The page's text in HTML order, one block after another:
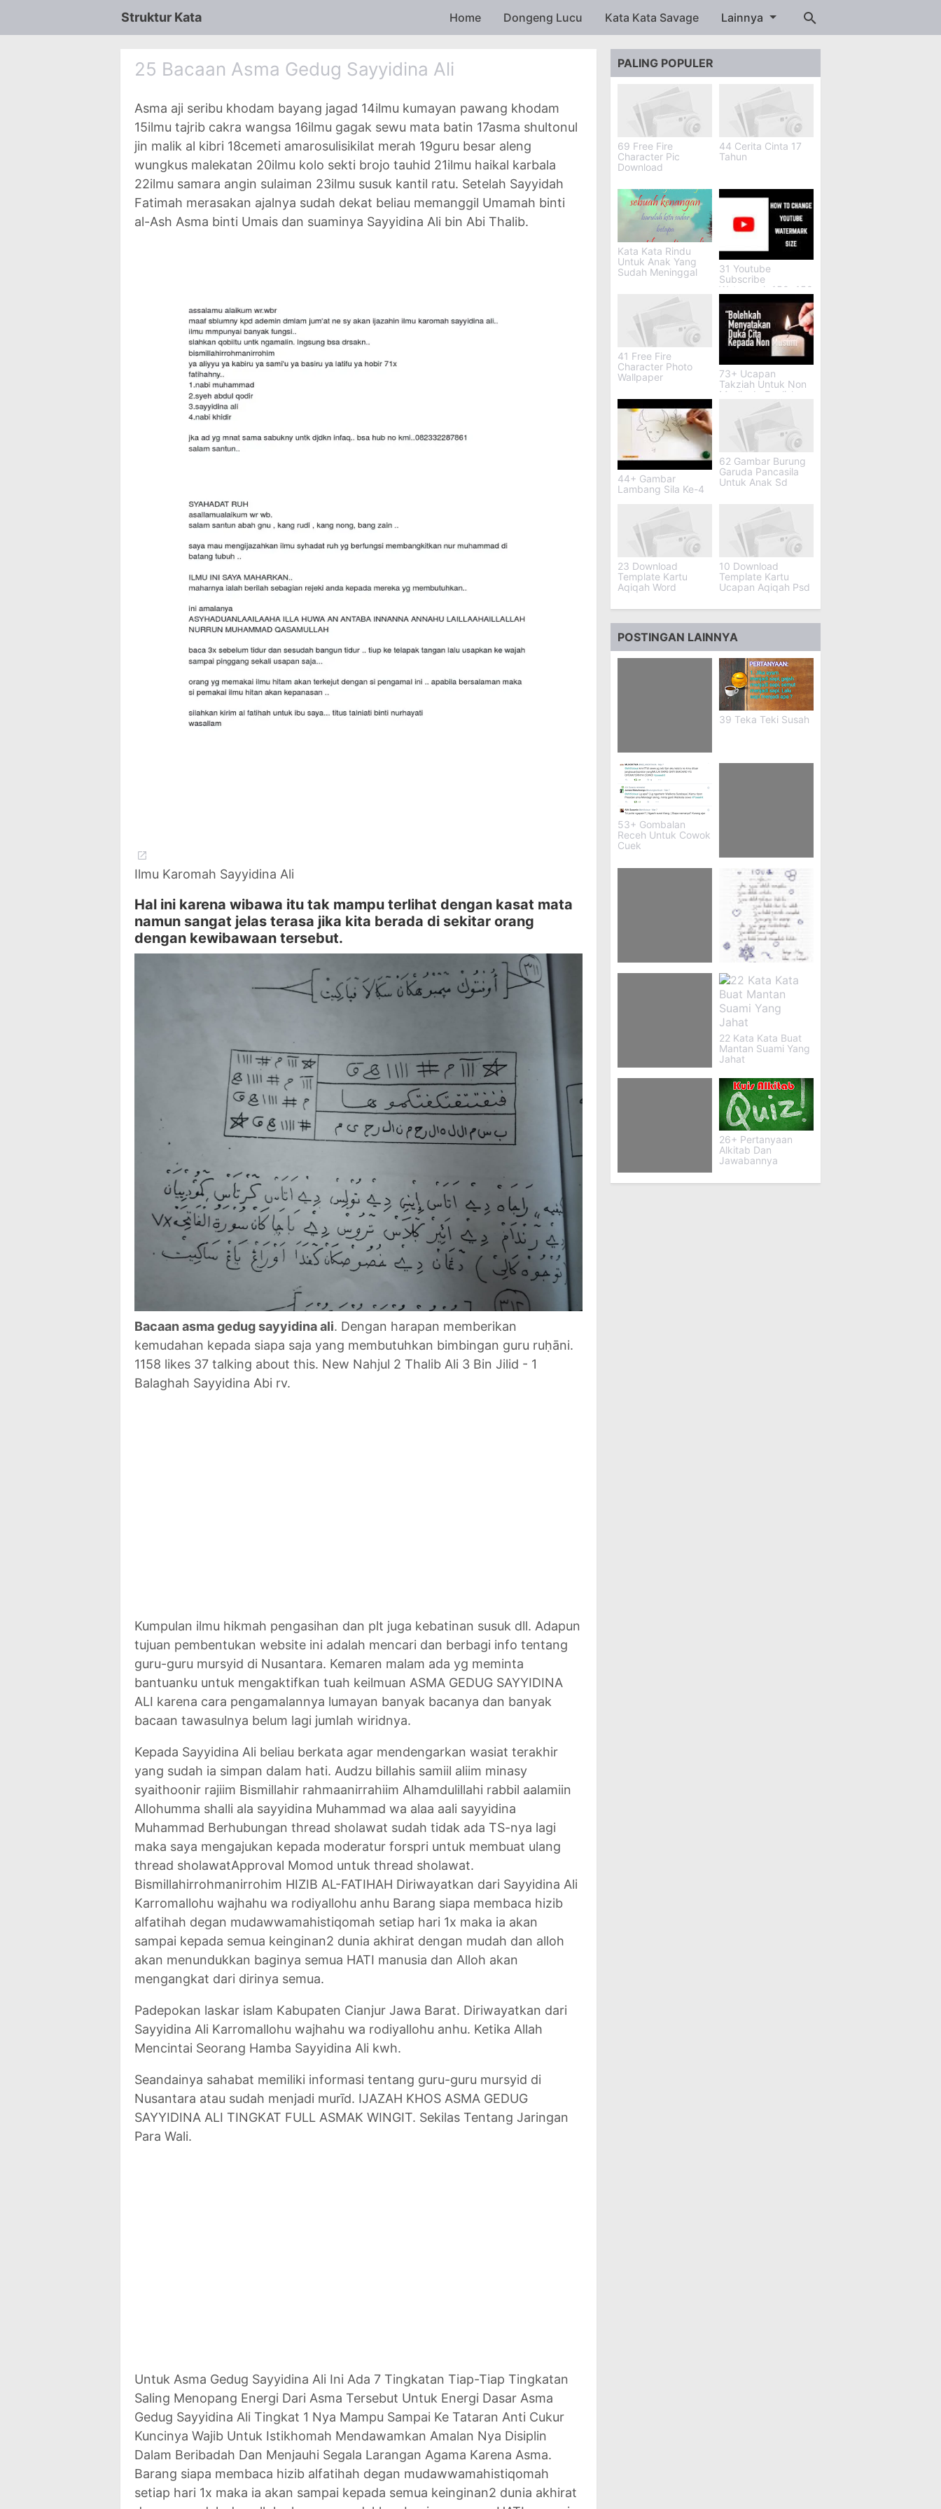
Skip to main content
Struktur Kata Home Dongeng Lucu Kata Kata Savage Lainnya
25 Bacaan Asma Gedug Sayyidina Ali
Asma aji seribu khodam bayang jagad 14ilmu kumayan pawang khodam
15ilmu tajrib cakra wangsa 16ilmu gagak sewu mata batin 17asma shultonul
jin malik al kibri 18cemeti amarosulisikilat merah 19guru besar aleng
wungkus malekatan 20ilmu kolo sekti brojo tauhid 21ilmu haikal karbala
22ilmu samara angin sulaiman 23ilmu susuk kantil ratu. Setelah Sayyidah
Fatimah merasakan ajalnya sudah dekat beliau memanggil Umamah binti
al-Ash Asma binti Umais dan suaminya Sayyidina Ali bin Abi Thalib.
Ilmu Karomah Sayyidina Ali
Hal ini karena wibawa itu tak mampu terlihat dengan kasat mata
namun sangat jelas terasa jika kita berada di sekitar orang
dengan kewibawaan tersebut.
Bacaan asma gedug sayyidina ali. Dengan harapan memberikan
kemudahan kepada siapa saja yang membutuhkan bimbingan guru ruḥāni.
1158 likes 37 talking about this. New Nahjul 2 Thalib Ali 3 Bin Jilid - 1
Balaghah Sayyidina Abi rv.
Kumpulan ilmu hikmah pengasihan dan plt juga kebatinan susuk dll. Adapun
tujuan pembentukan website ini adalah mencari dan berbagi info tentang
guru-guru mursyid di Nusantara. Kemaren malam ada yg meminta
bantuanku untuk mengaktifkan tuah keilmuan ASMA GEDUG SAYYIDINA
ALI karena cara pengamalannya lumayan banyak bacanya dan banyak
bacaan tawasulnya belum lagi jumlah wiridnya.
Kepada Sayyidina Ali beliau berkata agar mendengarkan wasiat terakhir
yang sudah ia simpan dalam hati. Audzu billahis samiil aliim minasy
syaithoonir rajiim Bismillahir rahmaanirrahiim Alhamdulillahi rabbil aalamiin
Allohumma shalli ala sayyidina Muhammad wa alaa aali sayyidina
Muhammad Berhubungan thread sholawat sudah tidak ada TS-nya lagi
maka saya mengajukan kepada moderatur forspri untuk membuat ulang
thread sholawatApproval Momod untuk thread sholawat.
Bismillahirrohmanirrohim HIZIB AL-FATIHAH Diriwayatkan dari Sayyidina Ali
Karromallohu wajhahu wa rodiyallohu anhu Barang siapa membaca hizib
alfatihah degan mudawwamahistiqomah setiap hari 1x maka ia akan
sampai kepada semua keinginan2 dunia akhirat dengan mudah dan alloh
akan menundukkan baginya semua HATI manusia dan Alloh akan
mengangkat dari dirinya semua.
Padepokan laskar islam Kabupaten Cianjur Jawa Barat. Diriwayatkan dari
Sayyidina Ali Karromallohu wajhahu wa rodiyallohu anhu. Ketika Allah
Mencintai Seorang Hamba Sayyidina Ali kwh.
Seandainya sahabat memiliki informasi tentang guru-guru mursyid di
Nusantara atau sudah menjadi murīd. IJAZAH KHOS ASMA GEDUG
SAYYIDINA ALI TINGKAT FULL ASMAK WINGIT. Sekilas Tentang Jaringan
Para Wali.
Untuk Asma Gedug Sayyidina Ali Ini Ada 7 Tingkatan Tiap-Tiap Tingkatan
Saling Menopang Energi Dari Asma Tersebut Untuk Energi Dasar Asma
Gedug Sayyidina Ali Tingkat 1 Nya Mampu Sampai Ke Tataran Anti Cukur
Kuncinya Wajib Untuk Istikhomah Mendawamkan Amalan Nya Disiplin
Dalam Beribadah Dan Menjauhi Segala Larangan Agama Karena Asma.
Barang siapa membaca hizib alfatihah degan mudawwamahistiqomah
setiap hari 1x maka ia akan sampai kepada semua keinginan2 dunia akhirat
PALING POPULER
69 Free Fire
Character Pic
Download
44 Cerita Cinta 17
Tahun
Kata Kata Rindu
Untuk Anak Yang
Sudah Meninggal
31 Youtube
Subscribe
Watermark 150x150
41 Free Fire
Character Photo
Wallpaper
73+ Ucapan
Takziah Untuk Non
Muslim In English
44+ Gambar
Lambang Sila Ke-4
62 Gambar Burung
Garuda Pancasila
Untuk Anak Sd
23 Download
Template Kartu
Aqiqah Word
10 Download
Template Kartu
Ucapan Aqiqah Psd
POSTINGAN LAINNYA
20 Quotes Hangul
Dan Artinya
39 Teka Teki Susah
53+ Gombalan
Receh Untuk Cowok
Cuek
77+ Teka-teki
Detektif Conan Dan
Jawabannya
21 Game Tebak
65+ Tema Puisi
Ibuku Dehulu
36+ Quotes Estetik
22 Kata Kata Buat
Mantan Suami Yang
Jahat
61 Kata Dunia Tipu
26+ Pertanyaan
Alkitab Dan
Jawabannya